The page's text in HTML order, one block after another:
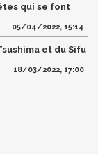
qui se font
05/04/2022, 15:14
et du Sifu
18/03/2022, 17:00